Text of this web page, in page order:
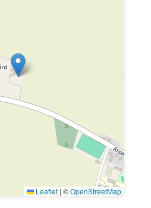
Leaflet | ©OpenStreetMap